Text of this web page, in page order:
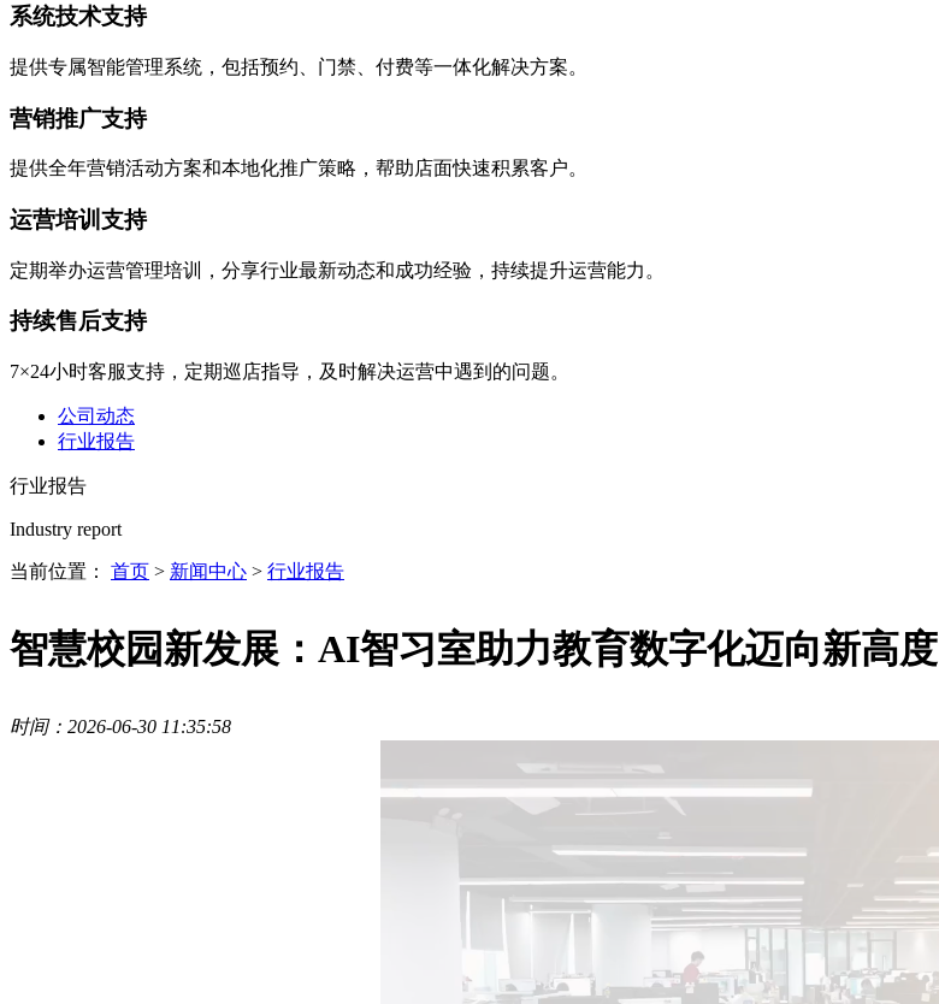
系统技术支持
提供专属智能管理系统，包括预约、门禁、付费等一体化解决方案。
营销推广支持
提供全年营销活动方案和本地化推广策略，帮助店面快速积累客户。
运营培训支持
定期举办运营管理培训，分享行业最新动态和成功经验，持续提升运营能力。
持续售后支持
7×24小时客服支持，定期巡店指导，及时解决运营中遇到的问题。
公司动态
行业报告
行业报告
Industry report
当前位置： 首页 > 新闻中心 > 行业报告
智慧校园新发展：AI智习室助力教育数字化迈向新高度
时间：2026-06-30 11:35:58